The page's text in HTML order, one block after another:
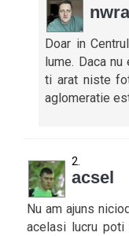
Doar in
lume. Daca
ti arat niste
aglomeratie
acsel
Nu am ajuns
acelasi lucru